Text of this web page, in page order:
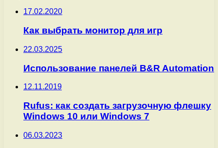
17.02.2020
Как выбрать монитор для игр
22.03.2025
Использование панелей B&R Automation
12.11.2019
Rufus: как создать загрузочную флешку
Windows 10 или Windows 7
06.03.2023